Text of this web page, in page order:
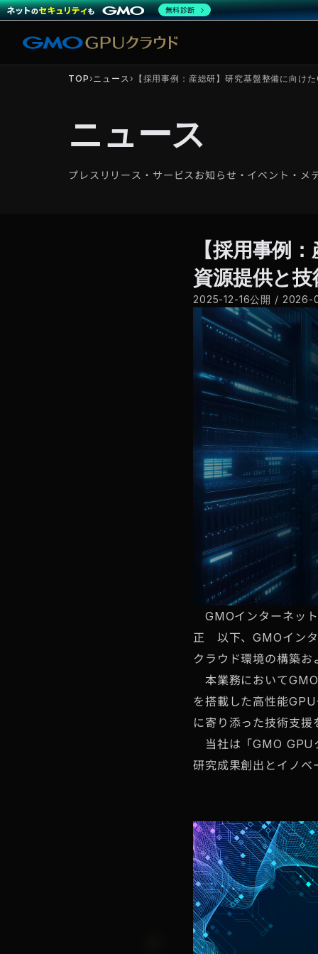
TOP›ニュース› 【採用事例：産総研】研究基盤整備に向け
ニュース
プレスリリース・サービスお知らせ・イベント・メ
【採用事例
資源提供と
2025-12-16公開 / 2026-
GMOインターネッ
正 以下、GMOインタ
クラウド環境の構築
本業務において
を搭載した高性能
に寄り添った技術支援
当社は「GMO GPU
研究成果創出とイノベ
無料診断